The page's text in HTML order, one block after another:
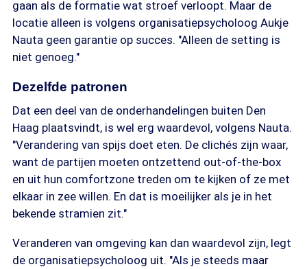
gaan als de formatie wat stroef verloopt. Maar de
locatie alleen is volgens organisatiepsycholoog Aukje
Nauta geen garantie op succes. "Alleen de setting is
niet genoeg."
Dezelfde patronen
Dat een deel van de onderhandelingen buiten Den
Haag plaatsvindt, is wel erg waardevol, volgens Nauta.
"Verandering van spijs doet eten. De clichés zijn waar,
want de partijen moeten ontzettend out-of-the-box
en uit hun comfortzone treden om te kijken of ze met
elkaar in zee willen. En dat is moeilijker als je in het
bekende stramien zit."
Veranderen van omgeving kan dan waardevol zijn, legt
de organisatiepsycholoog uit. "Als je steeds maar